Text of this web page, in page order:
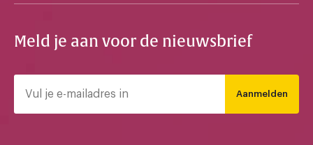
Meld je aan voor de nieuwsbrief
Aanmelden